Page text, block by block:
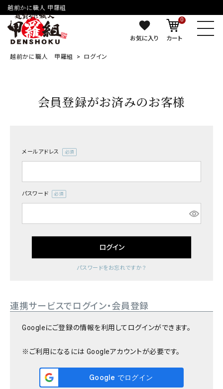
越前かに職人 甲羅組
お気に入り
0
カート
越前かに職人 甲羅組 ログイン
会員登録がお済みのお客様
メールアドレス
パスワード
ログイン
パスワードをお忘れですか？
連携サービスでログイン・会員登録
Googleにご登録の情報を利用してログインができます。
※ご利用になるには Googleアカウントが必要です。